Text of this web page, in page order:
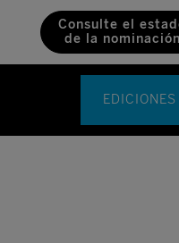
Consulte el
de la nominación
EDICIONES
XVIII